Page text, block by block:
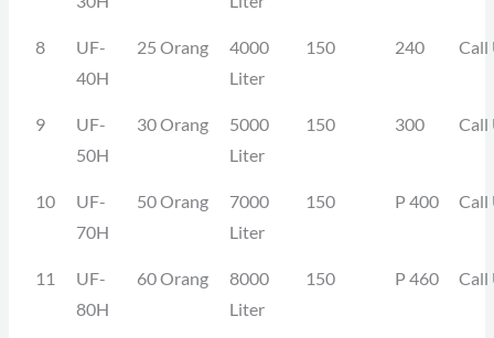
8
UF-
40H
25 Orang
4000
Liter
150 240 Call
9
UF-
50H
30 Orang
5000
Liter
150 300 Call
10
UF-
70H
50 Orang
7000
Liter
150 P 400 Call
11
UF-
80H
60 Orang
8000
Liter
150 P 460 Call